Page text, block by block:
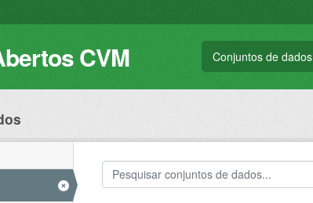
CVM Conjuntos de dados